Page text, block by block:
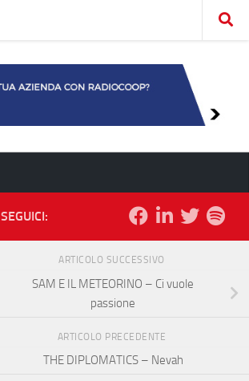
SEGUICI:
ARTICOLO SUCCESSIVO
SAM E IL METEORINO – Ci vuole
passione
ARTICOLO PRECEDENTE
THE DIPLOMATICS – Nevah